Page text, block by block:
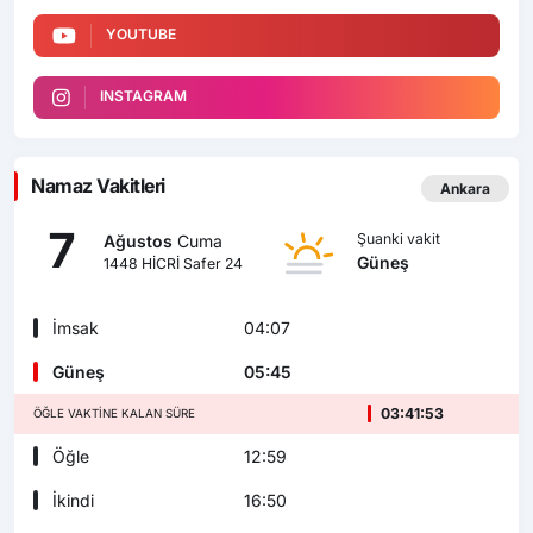
YOUTUBE
INSTAGRAM
Namaz Vakitleri Ankara
7 Ağustos Cuma
1448 HİCRİ Safer 24
Şuanki vakit
Güneş
İmsak 04:07
Güneş 05:45
ÖĞLE VAKTINE KALAN SÜRE 03:41:52
Öğle 12:59
İkindi 16:50